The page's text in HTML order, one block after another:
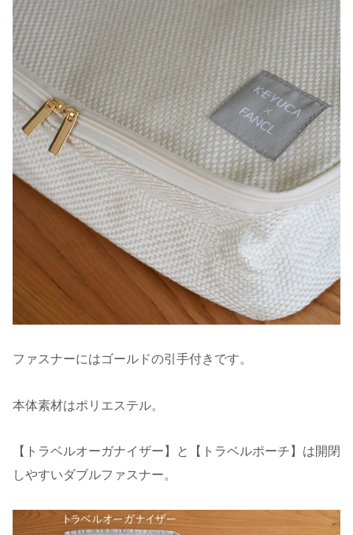
ファスナーにはゴールドの引手付きです。
本体素材はポリエステル。
【トラベルオーガナイザー】と【トラベルポーチ】は開閉
しやすいダブルファスナー。